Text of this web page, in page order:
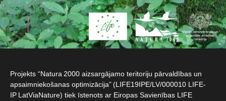
Projekts “Natura 2000 aizsargājamo teritoriju pārvaldības un
apsaimniekošanas optimizācija” (LIFE19IPE/LV/000010 LIFE-
IP LatViaNature) tiek īstenots ar Eiropas Savienības LIFE